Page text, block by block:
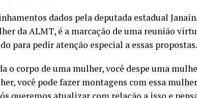
dados pela deputada estadual
da ALMT, é a marcação de uma reunião
para pedir atenção especial a essas propostas.
o corpo de uma mulher, você despe uma
você pode fazer montagens com essa